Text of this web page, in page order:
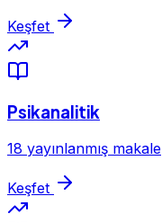
Keşfet
Psikanalitik
18 yayınlanmış makale
Keşfet